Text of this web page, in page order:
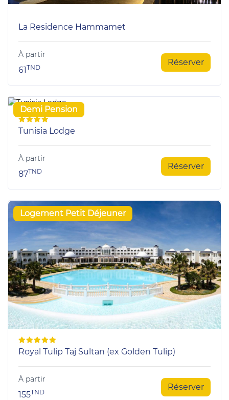
La Residence Hammamet
À partir
61TND Réserver
Demi Pension
Tunisia Lodge
À partir
87TND Réserver
Logement Petit Déjeuner
Royal Tulip Taj Sultan (ex Golden Tulip)
À partir
155TND Réserver